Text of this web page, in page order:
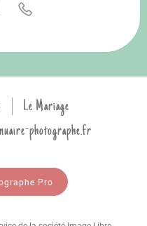
Le Mariage
photographe.fr
Pro